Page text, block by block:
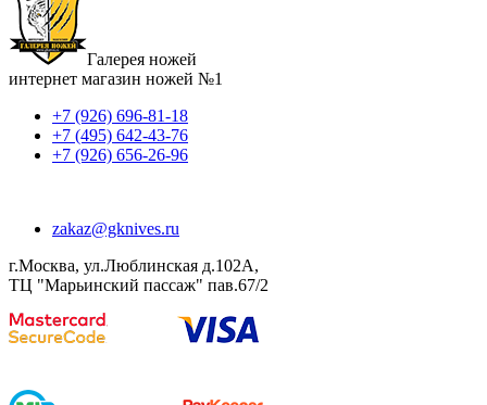
Галерея ножей
интернет магазин ножей №1
+7 (926) 696-81-18
+7 (495) 642-43-76
+7 (926) 656-26-96
zakaz@gknives.ru
г.Москва, ул.Люблинская д.102А,
ТЦ "Марьинский пассаж" пав.67/2